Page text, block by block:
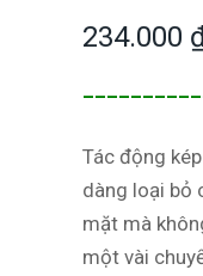
234.000
Tác động
dàng loại bỏ
mặt mà
một vài